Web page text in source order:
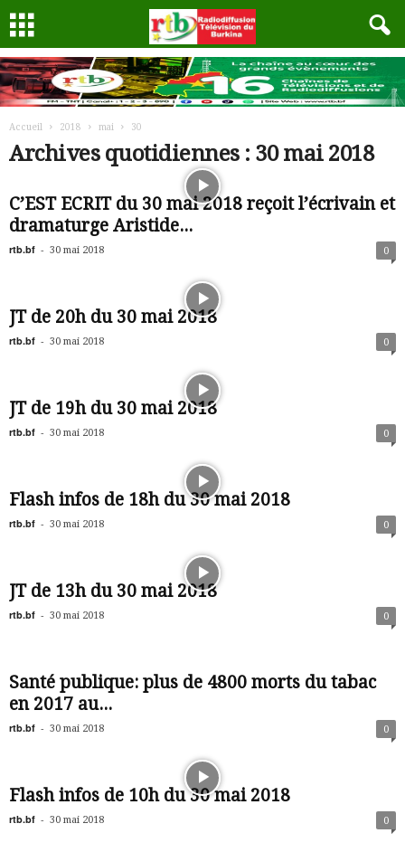
Accueil 2018 mai 30
Archives quotidiennes : 30 mai 2018
C’EST ECRIT du 30 mai 2018 reçoit l’écrivain et
dramaturge Aristide...
rtb.bf - 30 mai 2018 0
JT de 20h du 30 mai 2018
rtb.bf - 30 mai 2018 0
JT de 19h du 30 mai 2018
rtb.bf - 30 mai 2018 0
Flash infos de 18h du 30 mai 2018
rtb.bf - 30 mai 2018 0
JT de 13h du 30 mai 2018
rtb.bf - 30 mai 2018 0
Santé publique: plus de 4800 morts du tabac
en 2017 au...
rtb.bf - 30 mai 2018 0
Flash infos de 10h du 30 mai 2018
rtb.bf - 30 mai 2018 0